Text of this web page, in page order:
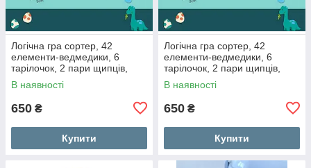
Логічна гра сортер, 42
елементи-ведмедики, 6
тарілочок, 2 пари щипців,
елементи з'єднуються
В наявності
650 ₴
Купити
Логічна гра сортер, 42
елементи-ведмедики, 6
тарілочок, 2 пари щипців,
елементи з'єднуються
В наявності
650 ₴
Купити